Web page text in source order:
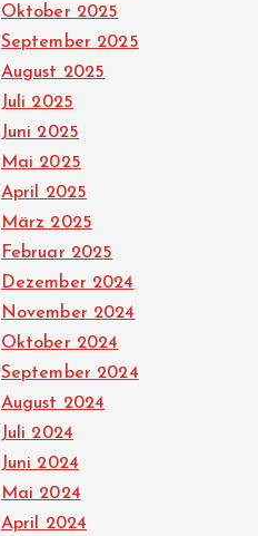
Oktober 2025
September 2025
August 2025
Juli 2025
Juni 2025
Mai 2025
April 2025
März 2025
Februar 2025
Dezember 2024
November 2024
Oktober 2024
September 2024
August 2024
Juli 2024
Juni 2024
Mai 2024
April 2024